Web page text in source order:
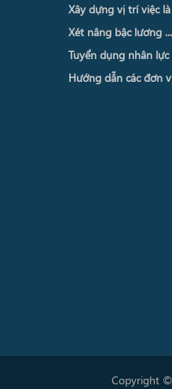
Xây dựng vị trí việc là
Xét nâng bậc lương ...
Tuyển dụng nhân lực
Hướng dẫn các đơn
Copyright ©